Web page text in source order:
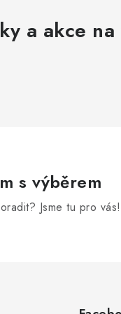
a akce na
s výběrem
Jsme tu pro vás!